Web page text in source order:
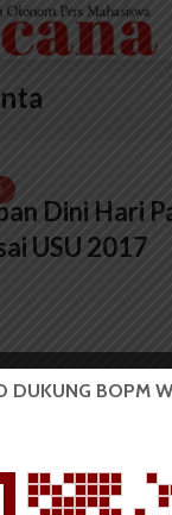
Dini Hari
USU 2017
DUKUNG BOPM